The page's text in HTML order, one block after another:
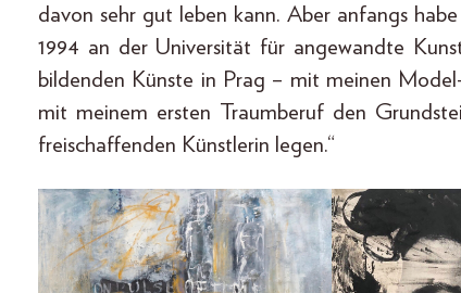
davon sehr gut leben kann. Aber anfangs
1994 an der Universität für angewandte
bildenden Künste in Prag – mit meinen
mit meinem ersten Traumberuf den
freischaffenden Künstlerin legen.“